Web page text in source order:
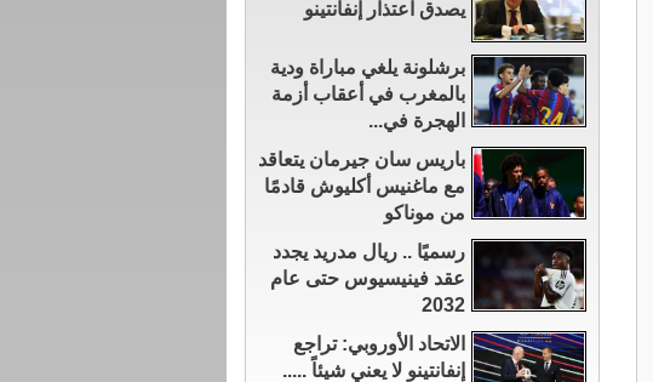
يصدق اعتذار إنفانتينو
برشلونة يلغي مباراة ودية
بالمغرب في أعقاب أزمة
الهجرة في...
باريس سان جيرمان يتعاقد
مع ماغنيس أكليوش قادمًا
من موناكو
رسميًا .. ريال مدريد يجدد
عقد فينيسيوس حتى عام
2032
الاتحاد الأوروبي: تراجع
إنفانتينو لا يعني شيئاً .....